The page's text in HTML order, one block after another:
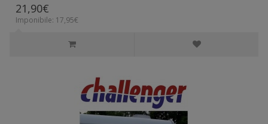
21,90€
Imponibile: 17,95€